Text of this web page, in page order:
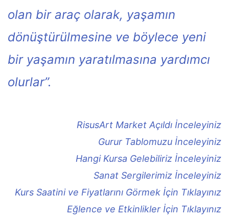
olan bir araç olarak, yaşamın
dönüştürülmesine ve böylece yeni
bir yaşamın yaratılmasına yardımcı
olurlar”.
RisusArt Market Açıldı İnceleyiniz
Gurur Tablomuzu İnceleyiniz
Hangi Kursa Gelebiliriz İnceleyiniz
Sanat Sergilerimiz İnceleyiniz
Kurs Saatini ve Fiyatlarını Görmek İçin Tıklayınız
Eğlence ve Etkinlikler İçin Tıklayınız